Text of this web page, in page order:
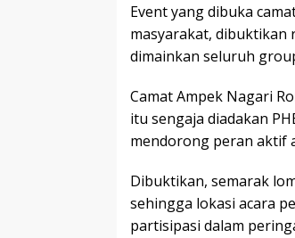
Event yang dibuka
masyarakat, dibuktikan
dimainkan seluruh
Camat Ampek Nagari
itu sengaja diadakan
mendorong peran aktif
Dibuktikan, semarak
sehingga lokasi acara
partisipasi dalam